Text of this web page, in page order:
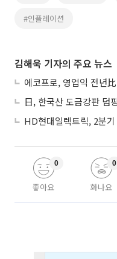
#인플레이션
김해욱 기자의 주요 뉴스
좋아요
0
화나요
0